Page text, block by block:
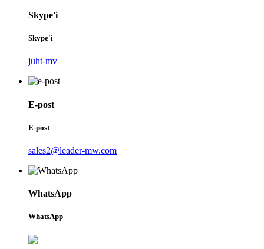
Skype'i
Skype'i
juht-mv
E-post
E-post
sales2@leader-mw.com
WhatsApp
WhatsApp